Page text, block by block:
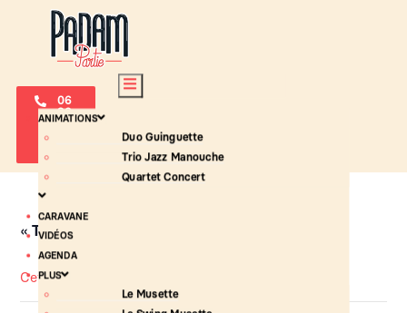
06
30
64
ANIMATIONS
Duo Guinguette
Trio Jazz Manouche
Quartet Concert
CARAVANE
VIDÉOS
AGENDA
PLUS
Le Musette
« Tous les Évènements
Cet évènement est passé